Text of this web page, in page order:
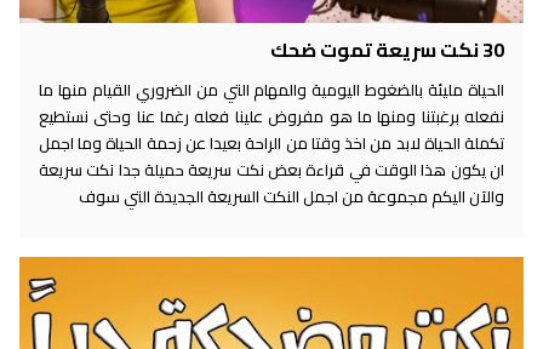
30 نكت سريعة تموت ضحك
الحياة مليئة بالضغوط اليومية والمهام التي من الضروري القيام منها ما
نفعله برغبتنا ومنها ما هو مفروض علينا فعله رغما عنا وحتى نستطيع
تكملة الحياة لابد من اخذ وقتا من الراحة بعيدا عن زحمة الحياة وما اجمل
ان يكون هذا الوقت في قراءة بعض نكت سريعة حميلة جدا نكت سريعة
والآن اليكم مجموعة من اجمل النكت السريعة الجديدة التي سوف